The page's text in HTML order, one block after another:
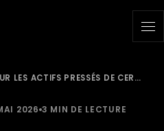
LES ACTIFS PRESSÉS DE CER…
2026 3 MIN DE LECTURE